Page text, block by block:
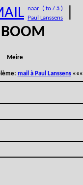
naar ( to / à )
Paul Lanssens
Meire
mail à Paul Lanssens«««